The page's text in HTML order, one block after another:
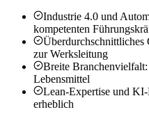
Industrie 4.0 und
kompetenten
Überdurchschnittliches
zur Werksleitung
Breite
Lebensmittel
Lean-Expertise und
erheblich